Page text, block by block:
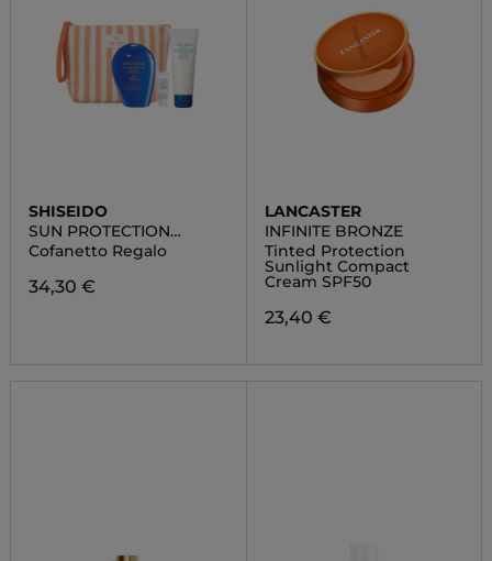
SHISEIDO
SUN PROTECTION
POUCH SET
Cofanetto Regalo
34,30 €
LANCASTER
INFINITE BRONZE
Tinted Protection
Sunlight Compact
Cream SPF50
23,40 €